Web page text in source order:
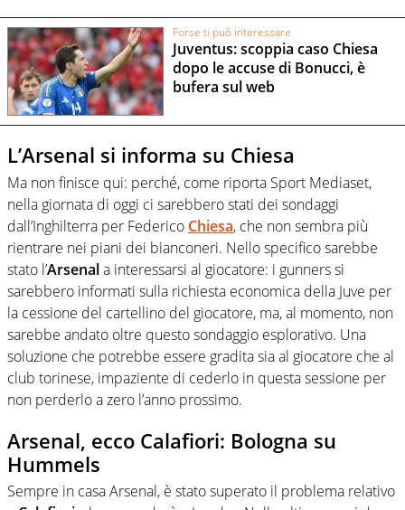
Forse ti può interessare
Juventus: scoppia caso Chiesa
dopo le accuse di Bonucci, è
bufera sul web
L’Arsenal si informa su Chiesa
Ma non finisce qui: perché, come riporta Sport Mediaset,
nella giornata di oggi ci sarebbero stati dei sondaggi
dall’Inghilterra per Federico Chiesa, che non sembra più
rientrare nei piani dei bianconeri. Nello specifico sarebbe
stato l’Arsenala interessarsi al giocatore: i gunners si
sarebbero informati sulla richiesta economica della Juve per
la cessione del cartellino del giocatore, ma, al momento, non
sarebbe andato oltre questo sondaggio esplorativo. Una
soluzione che potrebbe essere gradita sia al giocatore che al
club torinese, impaziente di cederlo in questa sessione per
non perderlo a zero l’anno prossimo.
Arsenal, ecco Calafiori: Bologna su
Hummels
Sempre in casa Arsenal, è stato superato il problema relativo